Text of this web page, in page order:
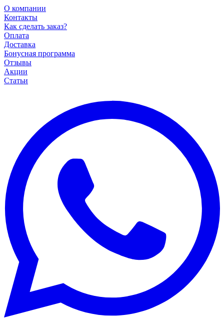
О компании
Контакты
Как сделать заказ?
Оплата
Доставка
Бонусная программа
Отзывы
Акции
Статьи